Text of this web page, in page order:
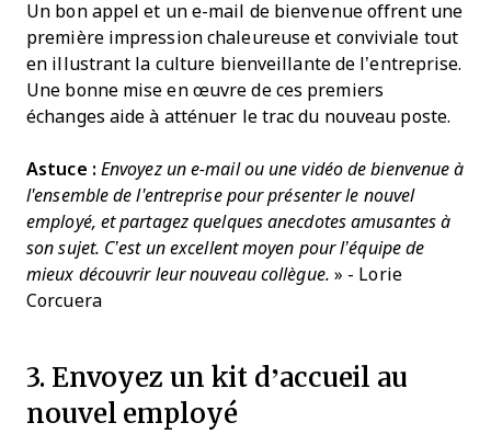
Un bon appel et un e-mail de bienvenue offrent une
première impression chaleureuse et conviviale tout
en illustrant la culture bienveillante de l’entreprise.
Une bonne mise en œuvre de ces premiers
échanges aide à atténuer le trac du nouveau poste.
Astuce : Envoyez un e-mail ou une vidéo de bienvenue à
l'ensemble de l'entreprise pour présenter le nouvel
employé, et partagez quelques anecdotes amusantes à
son sujet. C’est un excellent moyen pour l’équipe de
mieux découvrir leur nouveau collègue. » - Lorie
Corcuera
3. Envoyez un kit d’accueil au
nouvel employé